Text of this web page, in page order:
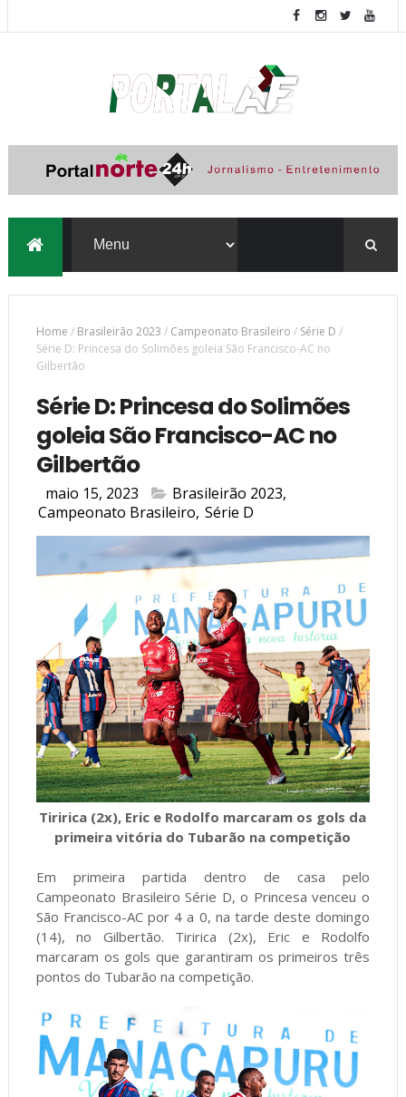
Home / Brasileirão 2023 / Campeonato Brasileiro / Série D /
Série D: Princesa do Solimões goleia São Francisco-AC no
Gilbertão
Série D: Princesa do Solimões
goleia São Francisco-AC no
Gilbertão
maio 15, 2023 Brasileirão 2023,
Campeonato Brasileiro, Série D
Tiririca (2x), Eric e Rodolfo marcaram os gols da
primeira vitória do Tubarão na competição
Em primeira partida dentro de casa pelo
Campeonato Brasileiro Série D, o Princesa venceu o
São Francisco-AC por 4 a 0, na tarde deste domingo
(14), no Gilbertão. Tiririca (2x), Eric e Rodolfo
marcaram os gols que garantiram os primeiros três
pontos do Tubarão na competição.